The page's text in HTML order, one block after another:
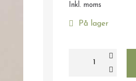
Inkl. moms
På lager